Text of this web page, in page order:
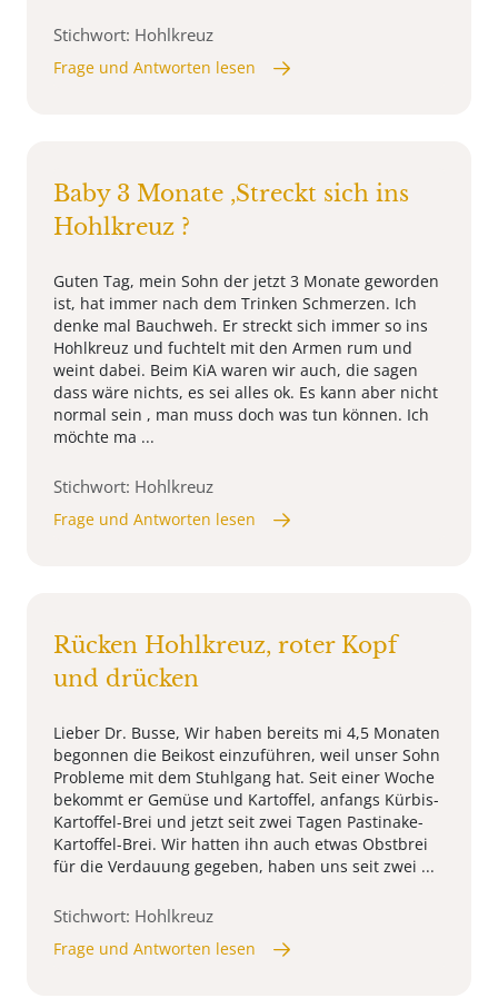
Stichwort: Hohlkreuz
Frage und Antworten lesen
Baby 3 Monate ,Streckt sich ins
Hohlkreuz ?
Guten Tag, mein Sohn der jetzt 3 Monate geworden
ist, hat immer nach dem Trinken Schmerzen. Ich
denke mal Bauchweh. Er streckt sich immer so ins
Hohlkreuz und fuchtelt mit den Armen rum und
weint dabei. Beim KiA waren wir auch, die sagen
dass wäre nichts, es sei alles ok. Es kann aber nicht
normal sein , man muss doch was tun können. Ich
möchte ma ...
Stichwort: Hohlkreuz
Frage und Antworten lesen
Rücken Hohlkreuz, roter Kopf
und drücken
Lieber Dr. Busse, Wir haben bereits mi 4,5 Monaten
begonnen die Beikost einzuführen, weil unser Sohn
Probleme mit dem Stuhlgang hat. Seit einer Woche
bekommt er Gemüse und Kartoffel, anfangs Kürbis-
Kartoffel-Brei und jetzt seit zwei Tagen Pastinake-
Kartoffel-Brei. Wir hatten ihn auch etwas Obstbrei
für die Verdauung gegeben, haben uns seit zwei ...
Stichwort: Hohlkreuz
Frage und Antworten lesen